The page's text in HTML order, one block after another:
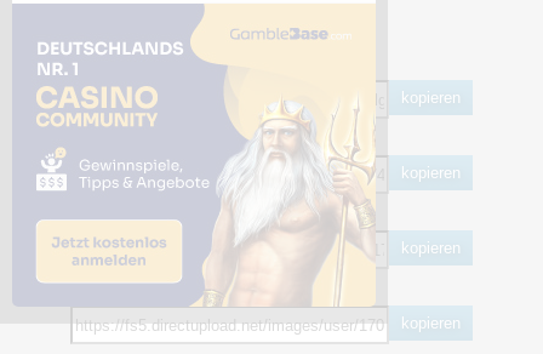
Share Links
kopieren
HTML
kopieren
BB Code
kopieren
kopieren